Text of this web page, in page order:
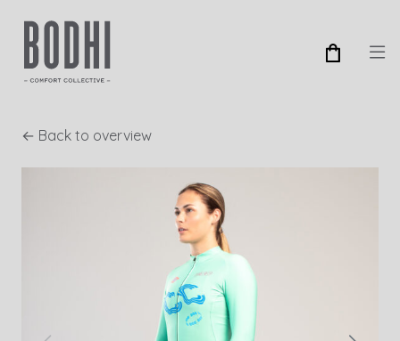
← Back to overview